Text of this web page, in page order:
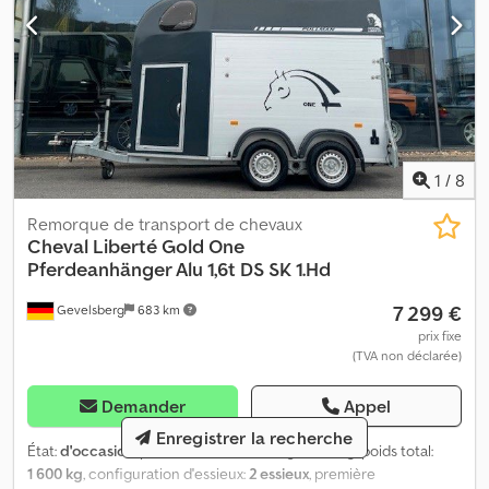
1 / 8
Gevelsberg 683 km
Remorque de transport de chevaux
Cheval LibertéGold One
Pferdeanhänger Alu 1,6t DS SK 1.Hd
7 299 €
prix fixe
(TVA non déclarée)
Demander Appel
État:d'occasion , poids maximal de charge:895 kg
, poids total:
1 600 kg , configuration d'essieux: 2 essieux , première
Enregistrer la recherche